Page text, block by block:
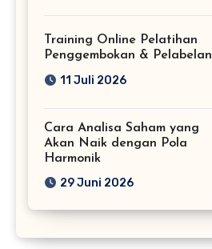
Training Online Pelatihan
Penggembokan & Pelabelan
11 Juli 2026
Cara Analisa Saham yang
Akan Naik dengan Pola
Harmonik
29 Juni 2026